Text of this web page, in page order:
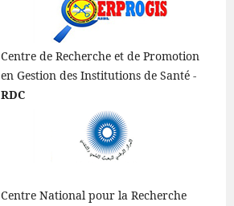
Centre de Recherche et de Promotion
en Gestion des Institutions de Santé -
RDC
Centre National pour la Recherche